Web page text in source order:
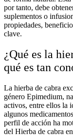
por tanto, debe
suplementos o
propiedades,
clave.
¿Qué es la
qué es tan
La hierba de cabra
género Epimedium,
activos, entre ellos la
algunos
perfil de acción ha
del Hierba de cabra